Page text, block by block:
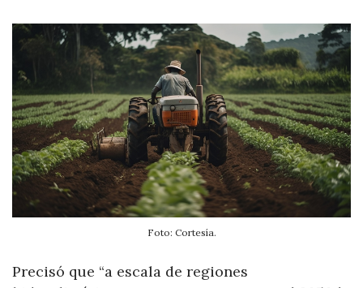
Foto: Cortesía.
Precisó que “a escala de regiones